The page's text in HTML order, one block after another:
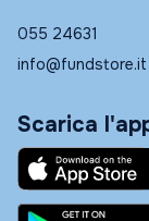
055 24631
info@fundstore.it
Scarica